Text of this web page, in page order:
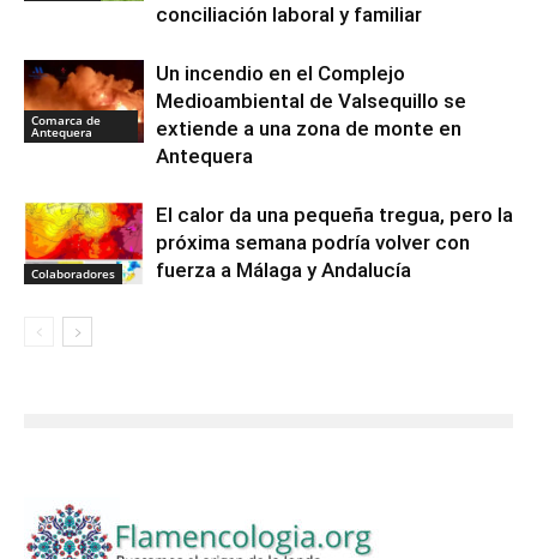
conciliación laboral y familiar
Comarca de
Antequera
Un incendio en el Complejo
Medioambiental de Valsequillo se
extiende a una zona de monte en
Antequera
Colaboradores
El calor da una pequeña tregua, pero la
próxima semana podría volver con
fuerza a Málaga y Andalucía